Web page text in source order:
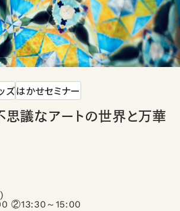
ズはかせセミナー
議なアートの世界と万華
②13:30～15:00